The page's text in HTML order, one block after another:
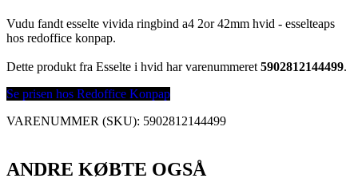
Vudu fandt esselte vivida ringbind a4 2or 42mm hvid - esselteaps
hos redoffice konpap.
Dette produkt fra Esselte i hvid har varenummeret 5902812144499.
Se prisen hos Redoffice Konpap
VARENUMMER (SKU): 5902812144499
ANDRE KØBTE OGSÅ